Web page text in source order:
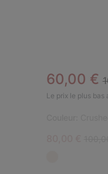
Sale
60,00 €
Le prix le plus bas